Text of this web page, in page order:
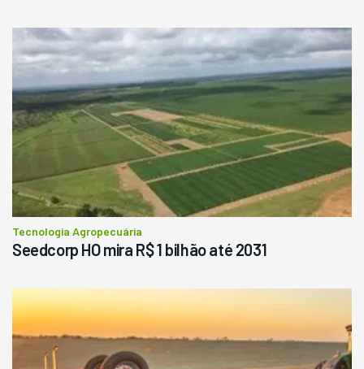
Tecnologia Agropecuária
Seedcorp HO mira R$ 1 bilhão até 2031